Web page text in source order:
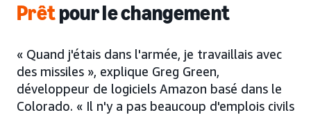
Prêtpour le changement
« Quand j'étais dans l'armée, je travaillais avec
des missiles », explique Greg Green,
développeur de logiciels Amazon basé dans le
Colorado. « Il n'y a pas beaucoup d'emplois civils